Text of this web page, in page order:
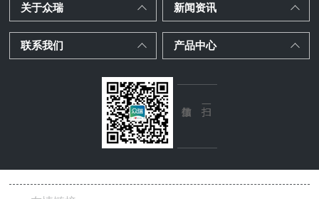
关于众瑞 新闻资讯
联系我们 产品中心